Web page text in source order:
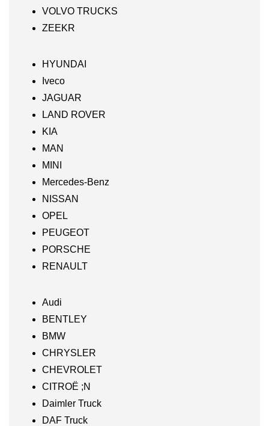
VOLVO TRUCKS
ZEEKR
HYUNDAI
Iveco
JAGUAR
LAND ROVER
KIA
MAN
MINI
Mercedes-Benz
NISSAN
OPEL
PEUGEOT
PORSCHE
RENAULT
Audi
BENTLEY
BMW
CHRYSLER
CHEVROLET
CITROË ;N
Daimler Truck
DAF Truck